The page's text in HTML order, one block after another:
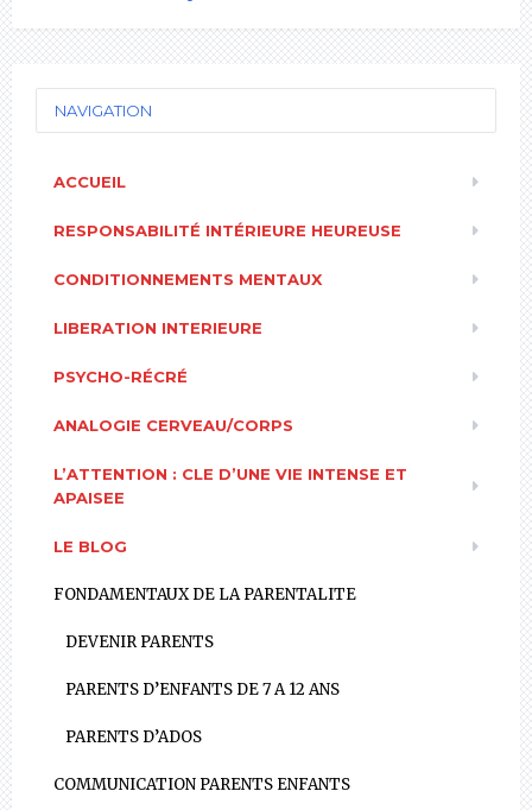
NAVIGATION
ACCUEIL
RESPONSABILITÉ INTÉRIEURE HEUREUSE
CONDITIONNEMENTS MENTAUX
LIBERATION INTERIEURE
PSYCHO-RÉCRÉ
ANALOGIE CERVEAU/CORPS
L’ATTENTION : CLE D’UNE VIE INTENSE ET
APAISEE
LE BLOG
FONDAMENTAUX DE LA PARENTALITE
DEVENIR PARENTS
PARENTS D’ENFANTS DE 7 A 12 ANS
PARENTS D’ADOS
COMMUNICATION PARENTS ENFANTS